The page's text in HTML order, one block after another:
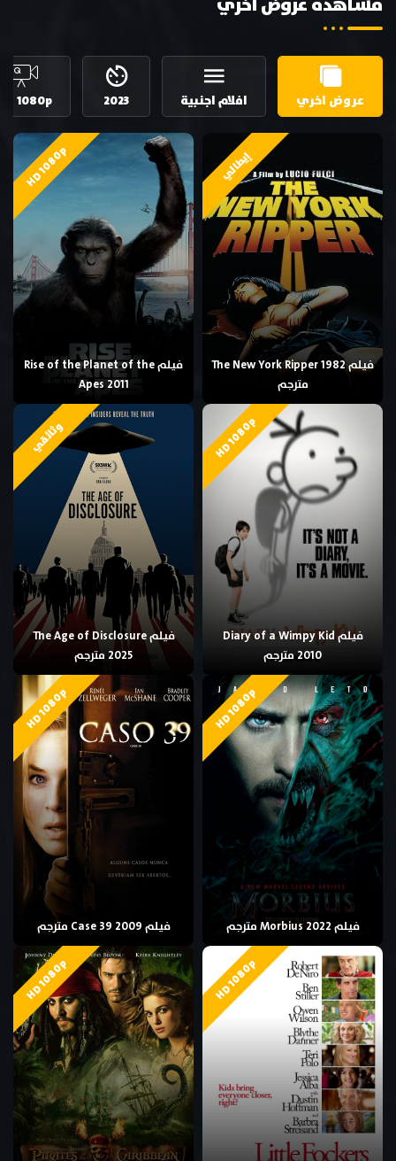
عروض اخري افلام اجنبية 2023
1080p
إيطالي
فيلم The New York Ripper 1982
مترجم
HD 1080p
فيلم Rise of the Planet of the
Apes 2011
HD 1080p
فيلم Diary of a Wimpy Kid
2010 مترجم
وثائقي
فيلم The Age of Disclosure
2025 مترجم
HD 1080p
فيلم Morbius 2022 مترجم
HD 1080p
فيلم Case 39 2009 مترجم
HD 1080p
HD 1080p